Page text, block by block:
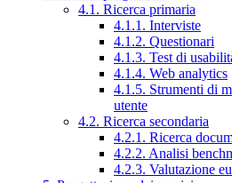
4.1. Ricerca primaria
4.1.1. Interviste
4.1.2. Questionari
4.1.3. Test di
4.1.4. Web analytics
4.1.5. Strumenti di
utente
4.2. Ricerca secondaria
4.2.1. Ricerca
4.2.2. Analisi
4.2.3. Valutazione